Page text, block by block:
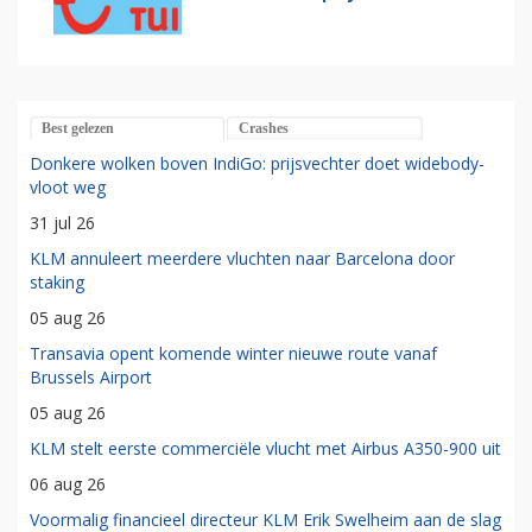
Best gelezen Crashes
Donkere wolken boven IndiGo: prijsvechter doet widebody-
vloot weg
31 jul 26
KLM annuleert meerdere vluchten naar Barcelona door
staking
05 aug 26
Transavia opent komende winter nieuwe route vanaf
Brussels Airport
05 aug 26
KLM stelt eerste commerciële vlucht met Airbus A350-900 uit
06 aug 26
Voormalig financieel directeur KLM Erik Swelheim aan de slag